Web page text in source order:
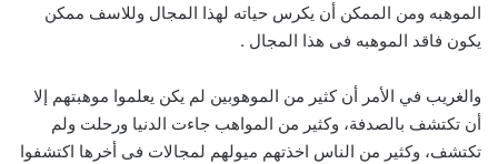
الموهبه ومن الممكن أن يكرس حياته لهذا المجال وللاسف ممكن
يكون فاقد الموهبه فى هذا المجال .
والغريب في الأمر أن كثير من الموهوبين لم يكن يعلموا موهبتهم إلا
أن تكتشف بالصدفة، وكثير من المواهب جاءت الدنيا ورحلت ولم
تكتشف، وكثير من الناس اخذتهم ميولهم لمجالات فى أخرها اكتشفوا